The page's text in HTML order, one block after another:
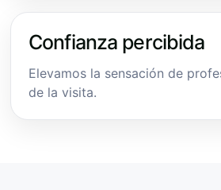
Confianza percibida
Elevamos la sensación de
de la visita.